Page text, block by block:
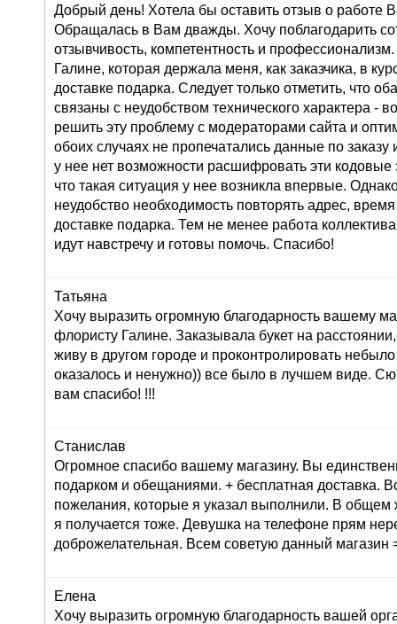
Добрый день! Хотела бы оставить отзыв о работе
Обращалась в Вам дважды. Хочу поблагодарить
отзывчивость, компетентность и
Галине, которая держала меня, как заказчика, в
доставке подарка. Следует только отметить, что
связаны с неудобством технического характера -
решить эту проблему с модераторами сайта и
обоих случаях не пропечатались данные по заказу
у нее нет возможности расшифровать эти кодовые
что такая ситуация у нее возникла впервые.
неудобство необходимость повторять адрес,
доставке подарка. Тем не менее работа
идут навстречу и готовы помочь. Спасибо!
Татьяна
Хочу выразить огромную благодарность вашему
флористу Галине. Заказывала букет на
живу в другом городе и проконтролировать
оказалось и ненужно)) все было в лучшем виде.
вам спасибо! !!!
Станислав
Огромное спасибо вашему магазину. Вы
подарком и обещаниями. + бесплатная доставка.
пожелания, которые я указал выполнили. В общем
я получается тоже. Девушка на телефоне прям
доброжелательная. Всем советую данный магазин
Елена
Хочу выразить огромную благодарность вашей